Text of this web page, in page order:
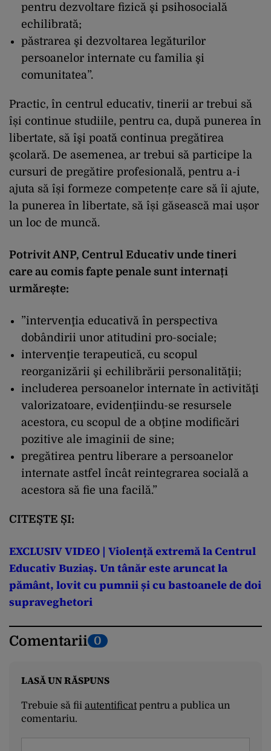
pentru dezvoltare fizică şi psihosocială
echilibrată;
păstrarea şi dezvoltarea legăturilor
persoanelor internate cu familia şi
comunitatea”.
Practic, în centrul educativ, tinerii ar trebui să
își continue studiile, pentru ca, după punerea în
libertate, să îşi poată continua pregătirea
şcolară. De asemenea, ar trebui să participe la
cursuri de pregătire profesională, pentru a-i
ajuta să își formeze competențe care să îi ajute,
la punerea în libertate, să își găsească mai ușor
un loc de muncă.
Potrivit ANP, Centrul Educativ unde tineri
care au comis fapte penale sunt internați
urmărește:
”intervenţia educativă în perspectiva
dobândirii unor atitudini pro-sociale;
intervenţie terapeutică, cu scopul
reorganizării şi echilibrării personalităţii;
includerea persoanelor internate în activităţi
valorizatoare, evidenţiindu-se resursele
acestora, cu scopul de a obţine modificări
pozitive ale imaginii de sine;
pregătirea pentru liberare a persoanelor
internate astfel încât reintegrarea socială a
acestora să fie una facilă.”
CITEȘTE ȘI:
EXCLUSIV VIDEO | Violență extremă la Centrul
Educativ Buziaș. Un tânăr este aruncat la
pământ, lovit cu pumnii și cu bastoanele de doi
supraveghetori
Comentarii 0
LASĂ UN RĂSPUNS
Trebuie să fii autentificatpentru a publica un
comentariu.